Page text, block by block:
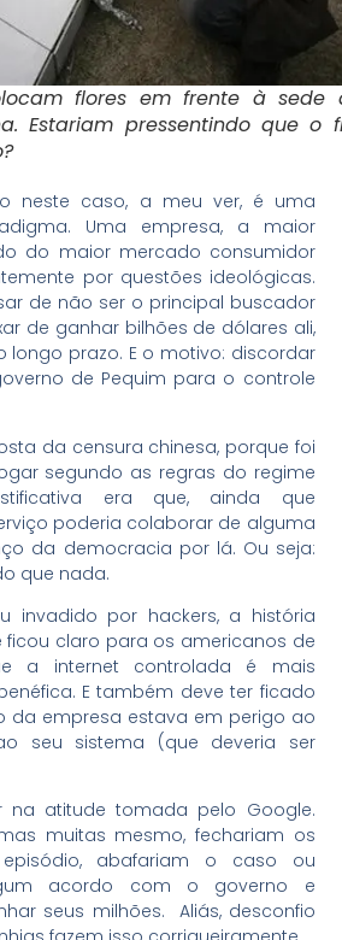
flores em frente à sede
Estariam pressentindo que o
neste caso, a meu ver, é uma
Uma empresa, a maior
do maior mercado consumidor
por questões ideológicas.
de não ser o principal buscador
de ganhar bilhões de dólares ali,
longo prazo. E o motivo: discordar
de Pequim para o controle
da censura chinesa, porque foi
segundo as regras do regime
era que, ainda que
poderia colaborar de alguma
da democracia por lá. Ou seja:
que nada.
invadido por hackers, a história
ficou claro para os americanos de
a internet controlada é mais
E também deve ter ficado
da empresa estava em perigo ao
seu sistema (que deveria ser
na atitude tomada pelo Google.
muitas mesmo, fechariam os
abafariam o caso ou
acordo com o governo e
seus milhões. Aliás, desconfio